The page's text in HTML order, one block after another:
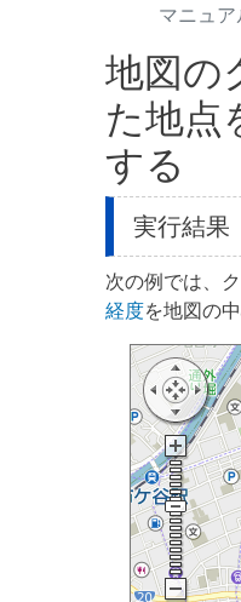
マニュア
地図の
た地点
する
実行結果
次の例では、
経度を地図の